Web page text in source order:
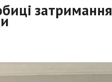
затримання